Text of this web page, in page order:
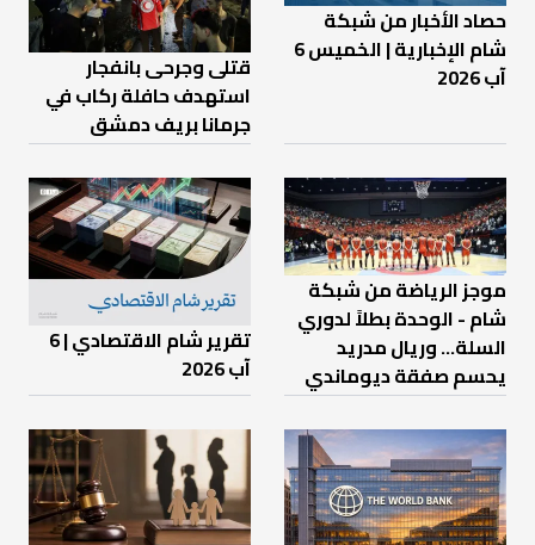
حصاد الأخبار من شبكة
شام الإخبارية | الخميس 6
آب 2026
قتلى وجرحى بانفجار
استهدف حافلة ركاب في
جرمانا بريف دمشق
موجز الرياضة من شبكة
شام - الوحدة بطلاً لدوري
السلة... وريال مدريد
يحسم صفقة ديوماندي
تقرير شام الاقتصادي | 6
آب 2026